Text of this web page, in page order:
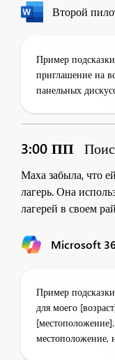
Второй
Пример
приглашение на
панельных
3:00 ПП
Маха забыла, что
лагерь. Она
лагерей в своем
Microsoft
Пример
для моего
местоположение,